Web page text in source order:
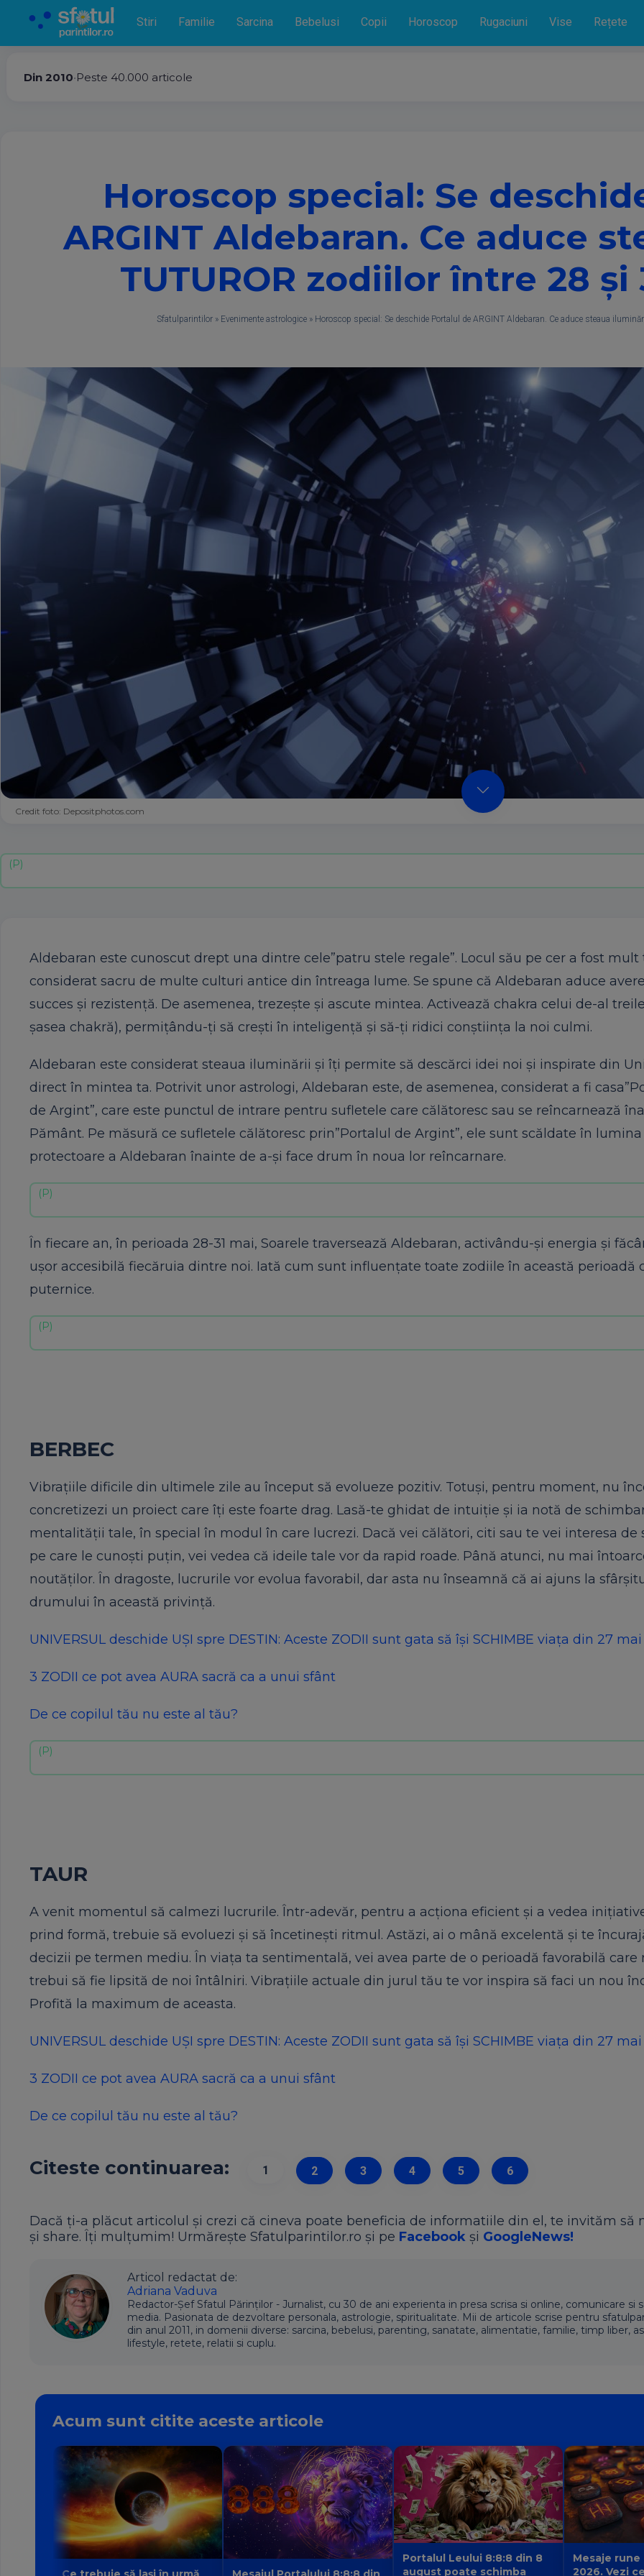
Stiri Familie Sarcina Bebelusi Copii Horoscop Rugaciuni Vise Rețete
Din 2010•Peste 40.000 articole
Horoscop special: Se
ARGINT Aldebaran. Ce aduce
TUTUROR zodiilor între 28 și
Sfatulparintilor» Evenimente astrologice» Horoscop special: Se deschide Portalul de ARGINT Aldebaran. Ce aduce steaua
Credit foto: Depositphotos.com
Aldebaran este cunoscut drept una dintre cele”patru stele regale”. Locul său pe cer a fost
considerat sacru de multe culturi antice din întreaga lume. Se spune că Aldebaran aduce
succes și rezistență. De asemenea, trezește și ascute mintea. Activează chakra celui de-al
șasea chakră), permițându-ți să crești în inteligență și să-ți ridici conștiința la noi culmi.
Aldebaran este considerat steaua iluminării și îți permite să descărci idei noi și inspirate din
direct în mintea ta. Potrivit unor astrologi, Aldebaran este, de asemenea, considerat a fi
de Argint”, care este punctul de intrare pentru sufletele care călătoresc sau se reîncarnează
Pământ. Pe măsură ce sufletele călătoresc prin”Portalul de Argint”, ele sunt scăldate în lumina
protectoare a Aldebaran înainte de a-și face drum în noua lor reîncarnare.
În fiecare an, în perioada 28-31 mai, Soarele traversează Aldebaran, activându-și energia și
ușor accesibilă fiecăruia dintre noi. Iată cum sunt influențate toate zodiile în această perioadă
puternice.
BERBEC
Vibrațiile dificile din ultimele zile au început să evolueze pozitiv. Totuși, pentru moment, nu
concretizezi un proiect care îți este foarte drag. Lasă-te ghidat de intuiție și ia notă de
mentalității tale, în special în modul în care lucrezi. Dacă vei călători, citi sau te vei interesa de
pe care le cunoști puțin, vei vedea că ideile tale vor da rapid roade. Până atunci, nu mai
noutăților. În dragoste, lucrurile vor evolua favorabil, dar asta nu înseamnă că ai ajuns la
drumului în această privință.
UNIVERSUL deschide UȘI spre DESTIN: Aceste ZODII sunt gata să își SCHIMBE viața din 27 mai
3 ZODII ce pot avea AURA sacră ca a unui sfânt
De ce copilul tău nu este al tău?
TAUR
A venit momentul să calmezi lucrurile. Într-adevăr, pentru a acționa eficient și a vedea
prind formă, trebuie să evoluezi și să încetinești ritmul. Astăzi, ai o mână excelentă și te
decizii pe termen mediu. În viața ta sentimentală, vei avea parte de o perioadă favorabilă care
trebui să fie lipsită de noi întâlniri. Vibrațiile actuale din jurul tău te vor inspira să faci un nou
Profită la maximum de aceasta.
UNIVERSUL deschide UȘI spre DESTIN: Aceste ZODII sunt gata să își SCHIMBE viața din 27 mai
3 ZODII ce pot avea AURA sacră ca a unui sfânt
De ce copilul tău nu este al tău?
Citeste continuarea: 1 2 3 4 5 6
Dacă ți-a plăcut articolul și crezi că cineva poate beneficia de informatiile din el, te invităm să
și share. Îți mulțumim! Urmărește Sfatulparintilor.ro și pe Facebook și GoogleNews!
Articol redactat de:
Adriana Vaduva
Redactor-Șef Sfatul Părinților - Jurnalist, cu 30 de ani experienta in presa scrisa si online, comunicare si
media. Pasionata de dezvoltare personala, astrologie, spiritualitate. Mii de articole scrise pentru
din anul 2011, in domenii diverse: sarcina, bebelusi, parenting, sanatate, alimentatie, familie, timp liber,
lifestyle, retete, relatii si cuplu.
Acum sunt citite aceste articole
Portalul Leului 8:8:8 din 8
august poate schimba
Mesaje
2026. Vezi